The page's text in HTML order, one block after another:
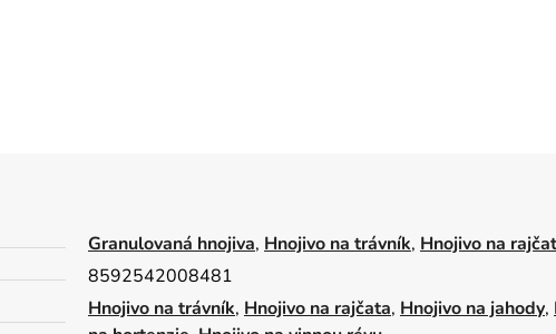
Granulovaná hnojiva, Hnojivo na trávník, Hnojivo na
8592542008481
Hnojivo na trávník, Hnojivo na rajčata, Hnojivo na jahody,